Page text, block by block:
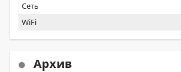
Сеть
WiFi
Архив